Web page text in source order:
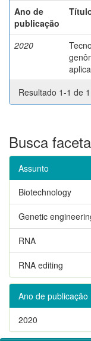
Ano de
publicação
2020
Resultado 1-1 de
Busca
Assunto
Biotechnology
Genetic
RNA
RNA editing
Ano de publicação
2020